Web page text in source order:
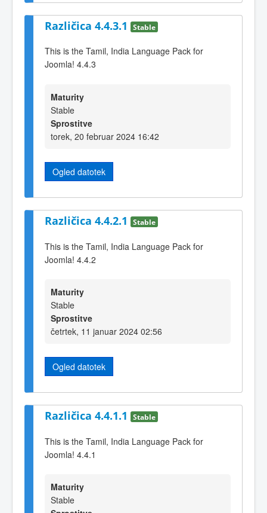
Različica 4.4.3.1 Stable
This is the Tamil, India Language Pack for
Joomla! 4.4.3
Maturity
Stable
Sprostitve
torek, 20 februar 2024 16:42
Ogled datotek
Različica 4.4.2.1 Stable
This is the Tamil, India Language Pack for
Joomla! 4.4.2
Maturity
Stable
Sprostitve
četrtek, 11 januar 2024 02:56
Ogled datotek
Različica 4.4.1.1 Stable
This is the Tamil, India Language Pack for
Joomla! 4.4.1
Maturity
Stable